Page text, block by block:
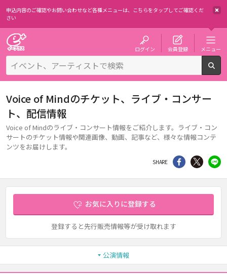
申込内容のご確認やお問い合わせなど各種メニューは、 こちらをタップしてご確認くだ
さい
ログイン 会員登録 メニュー
Voice of Mindのチケット、ライブ・コンサー
ト、配信情報
Voice of Mindのライブ・コンサート情報をご紹介します。ライブ・コン
サートのチケット情報や関連画像、動画、記事など、様々な情報コンテ
ンツをお届けします。
SHARE シェア Twitter
お気に入りに登録する
登録すると先行販売情報等が受け取れます
公演情報